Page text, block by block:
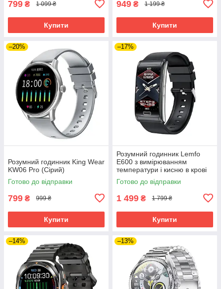
799 ₴ 1 099 ₴
Купити
949 ₴ 1 199 ₴
Купити
–20%
Розумний годинник King Wear
KW06 Pro (Сірий)
Готово до відправки
799 ₴ 999 ₴
Купити
–17%
Розумний годинник Lemfo
E600 з вимірюванням
температури і кисню в крові
(Чорний)
Готово до відправки
1 499 ₴ 1 799 ₴
Купити
–14% –13%